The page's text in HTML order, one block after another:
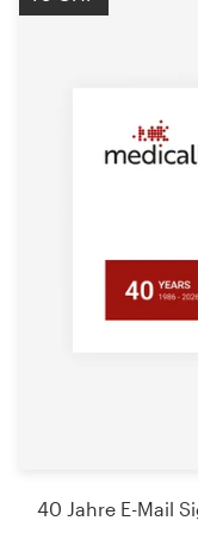
40 Jahre E-Mail